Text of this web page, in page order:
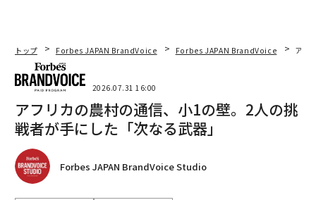
トップ Forbes JAPAN BrandVoice Forbes JAPAN BrandVoice アフ
2026.07.31 16:00
アフリカの農村の通信、小1の壁。2人の挑
戦者が手にした「次なる武器」
Forbes JAPAN BrandVoice Studio